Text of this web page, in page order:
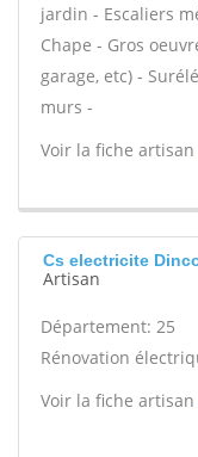
jardin - Escaliers
Chape - Gros
garage, etc) -
murs -
Voir la fiche artisan
Cs electricite
Artisan
Département: 25
Rénovation
Voir la fiche artisan